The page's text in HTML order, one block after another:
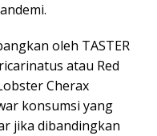
oleh TASTER
atau Red
Cherax
konsumsi yang
jika dibandingkan